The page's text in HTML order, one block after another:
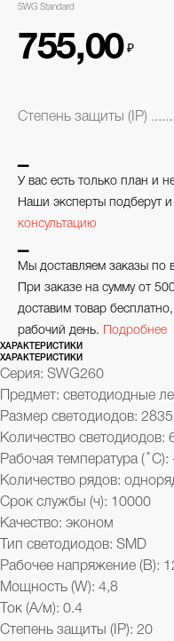
SWG Standard
755,00 ₽
Степень защиты (IP)
У вас есть только план и
Наши эксперты подберут
консультацию
Мы доставляем заказы по
При заказе на сумму от
доставим товар
рабочий день.
Подробнее
ХАРАКТЕРИСТИКИ
ХАРАКТЕРИСТИКИ
Серия: SWG260
Предмет: светодиодные
Размер светодиодов: 2835
Количество светодиодов:
Рабочая температура (
Количество рядов:
Срок службы (ч): 10000
Качество: эконом
Тип светодиодов: SMD
Рабочее напряжение (В):
Мощность (W): 4,8
Ток (А/м): 0.4
Степень защиты (IP): 20